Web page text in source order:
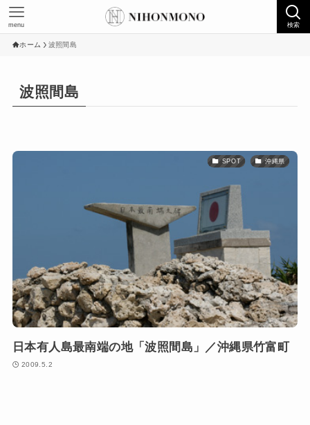
検索
menu
ホーム 波照間島
波照間島
SPOT 沖縄県
日本有人島最南端の地「波照間島」／沖縄県竹富町
2009.5.2